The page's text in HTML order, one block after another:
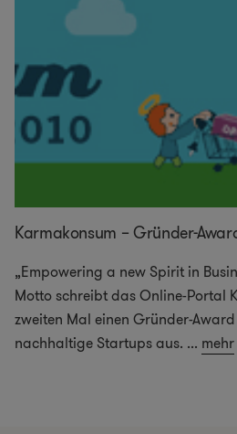
Karmakonsum – Gründer-
„Empowering a new Spirit in
Motto schreibt das Online-Portal
zweiten Mal einen Gründer-
nachhaltige Startups aus. ... mehr